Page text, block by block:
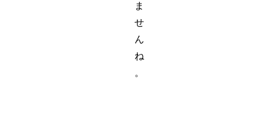
ま
せ
ん
ね
。